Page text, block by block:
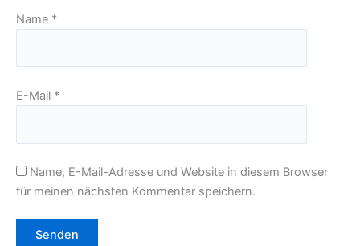
Name *
E-Mail *
Name, E-Mail-Adresse und Website in diesem Browser
für meinen nächsten Kommentar speichern.